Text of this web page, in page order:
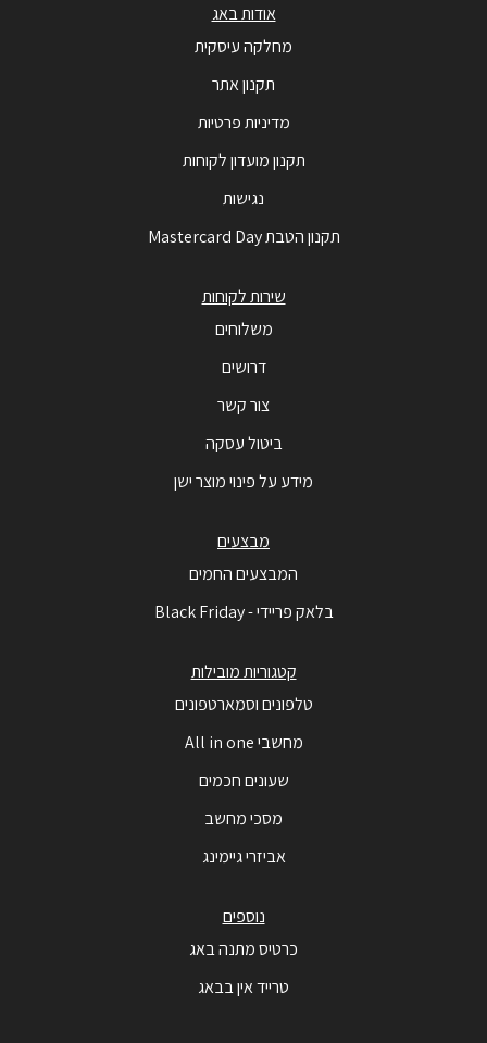
אודות באג
מחלקה עיסקית
תקנון אתר
מדיניות פרטיות
תקנון מועדון לקוחות
נגישות
תקנון הטבת Mastercard Day
שירות לקוחות
משלוחים
דרושים
צור קשר
ביטול עסקה
מידע על פינוי מוצר ישן
מבצעים
המבצעים החמים
בלאק פריידי - Black Friday
קטגוריות מובילות
טלפונים וסמארטפונים
מחשבי All in one
שעונים חכמים
מסכי מחשב
אביזרי גיימינג
נוספים
כרטיס מתנה באג
טרייד אין בבאג